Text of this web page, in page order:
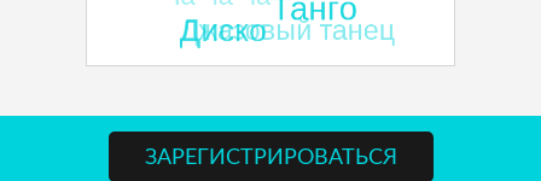
ЗАРЕГИСТРИРОВАТЬСЯ